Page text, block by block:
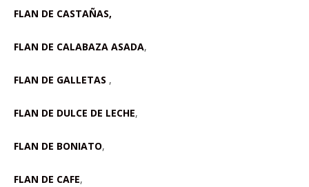
FLAN DE CASTAÑAS,
FLAN DE CALABAZA ASADA,
FLAN DE GALLETAS ,
FLAN DE DULCE DE LECHE,
FLAN DE BONIATO,
FLAN DE CAFE,